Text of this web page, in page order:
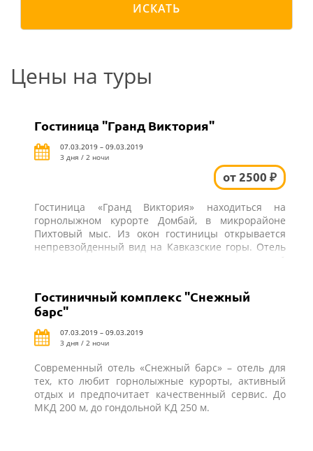
ИСКАТЬ
Цены на туры
Гостиница "Гранд Виктория"
07.03.2019 – 09.03.2019
3 дня / 2 ночи
от 2500 ₽
Гостиница «Гранд Виктория» находиться на
горнолыжном курорте Домбай, в микрорайоне
Пихтовый мыс. Из окон гостиницы открывается
непревзойденный вид на Кавказские горы. Отель
открылся в 2010 году и принимает гостей круглый
Гостиничный комплекс "Снежный
барс"
07.03.2019 – 09.03.2019
3 дня / 2 ночи
Современный отель «Снежный барс» – отель для
тех, кто любит горнолыжные курорты, активный
отдых и предпочитает качественный сервис. До
МКД 200 м, до гондольной КД 250 м.